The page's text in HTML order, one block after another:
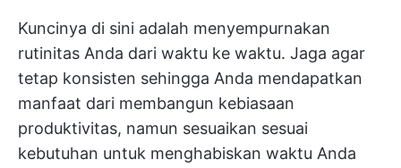
Kuncinya di sini adalah menyempurnakan
rutinitas Anda dari waktu ke waktu. Jaga agar
tetap konsisten sehingga Anda mendapatkan
manfaat dari membangun kebiasaan
produktivitas, namun sesuaikan sesuai
kebutuhan untuk menghabiskan waktu Anda